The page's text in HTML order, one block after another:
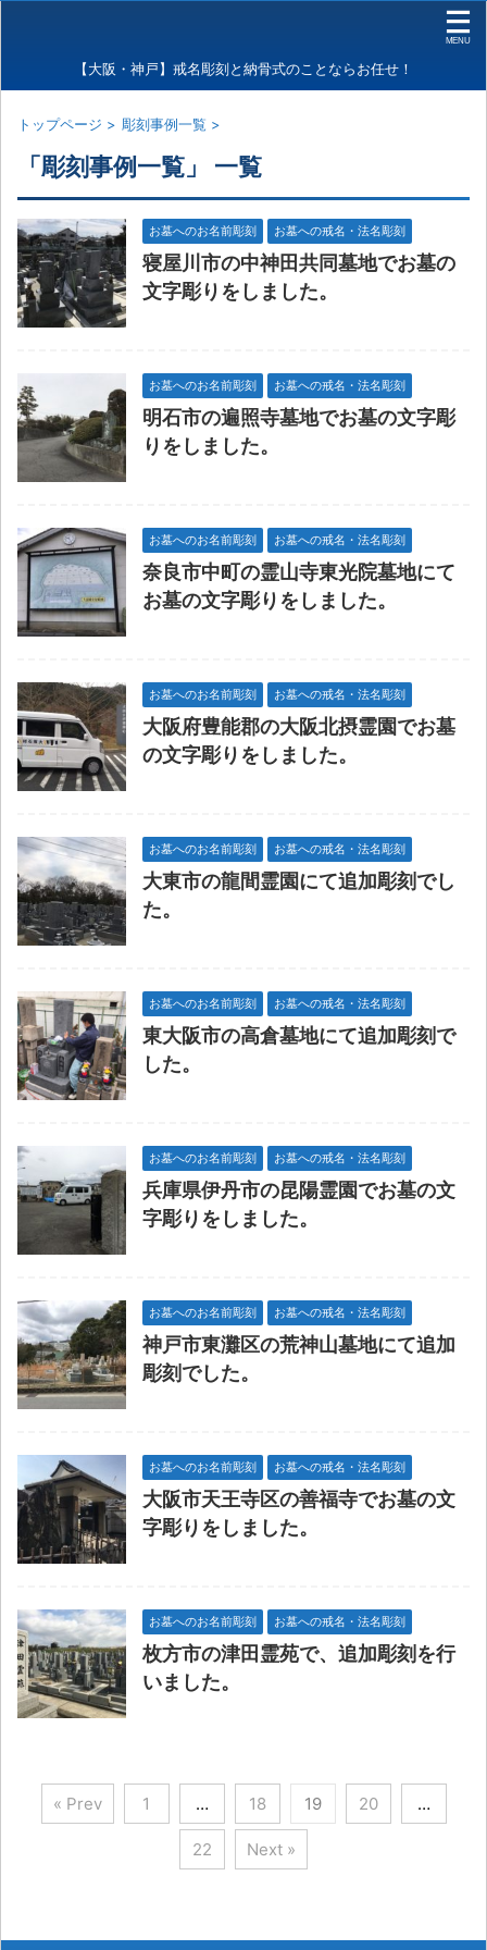
【大阪・神戸】戒名彫刻と納骨式のことならお任せ！
トップページ > 彫刻事例一覧 >
「彫刻事例一覧」 一覧
お墓へのお名前彫刻 お墓への戒名・法名彫刻
寝屋川市の中神田共同墓地でお墓の
文字彫りをしました。
お墓へのお名前彫刻 お墓への戒名・法名彫刻
明石市の遍照寺墓地でお墓の文字彫
りをしました。
お墓へのお名前彫刻 お墓への戒名・法名彫刻
奈良市中町の霊山寺東光院墓地にて
お墓の文字彫りをしました。
お墓へのお名前彫刻 お墓への戒名・法名彫刻
大阪府豊能郡の大阪北摂霊園でお墓
の文字彫りをしました。
お墓へのお名前彫刻 お墓への戒名・法名彫刻
大東市の龍間霊園にて追加彫刻でし
た。
お墓へのお名前彫刻 お墓への戒名・法名彫刻
東大阪市の高倉墓地にて追加彫刻で
した。
お墓へのお名前彫刻 お墓への戒名・法名彫刻
兵庫県伊丹市の昆陽霊園でお墓の文
字彫りをしました。
お墓へのお名前彫刻 お墓への戒名・法名彫刻
神戸市東灘区の荒神山墓地にて追加
彫刻でした。
お墓へのお名前彫刻 お墓への戒名・法名彫刻
大阪市天王寺区の善福寺でお墓の文
字彫りをしました。
お墓へのお名前彫刻 お墓への戒名・法名彫刻
枚方市の津田霊苑で、追加彫刻を行
いました。
« Prev 1 … 18 19 20 …
22 Next »